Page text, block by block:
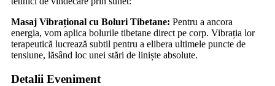
Masaj Vibrațional cu Boluri Tibetane: Pentru a ancora
energia, vom aplica bolurile tibetane direct pe corp. Vibrația lor
terapeutică lucrează subtil pentru a elibera ultimele puncte de
tensiune, lăsând loc unei stări de liniște absolute.
Detalii Eveniment